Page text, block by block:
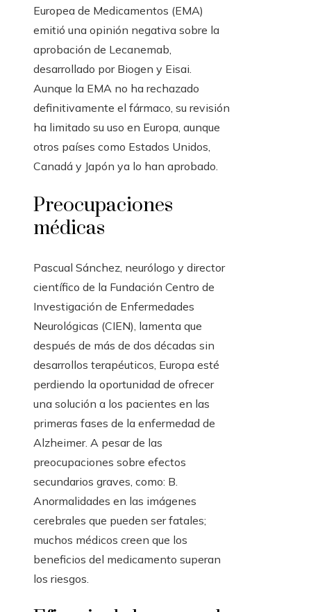
Europea de Medicamentos (EMA)
emitió una opinión negativa sobre la
aprobación de Lecanemab,
desarrollado por Biogen y Eisai.
Aunque la EMA no ha rechazado
definitivamente el fármaco, su revisión
ha limitado su uso en Europa, aunque
otros países como Estados Unidos,
Canadá y Japón ya lo han aprobado.
Preocupaciones
médicas
Pascual Sánchez, neurólogo y director
científico de la Fundación Centro de
Investigación de Enfermedades
Neurológicas (CIEN), lamenta que
después de más de dos décadas sin
desarrollos terapéuticos, Europa esté
perdiendo la oportunidad de ofrecer
una solución a los pacientes en las
primeras fases de la enfermedad de
Alzheimer. A pesar de las
preocupaciones sobre efectos
secundarios graves, como: B.
Anormalidades en las imágenes
cerebrales que pueden ser fatales;
muchos médicos creen que los
beneficios del medicamento superan
los riesgos.